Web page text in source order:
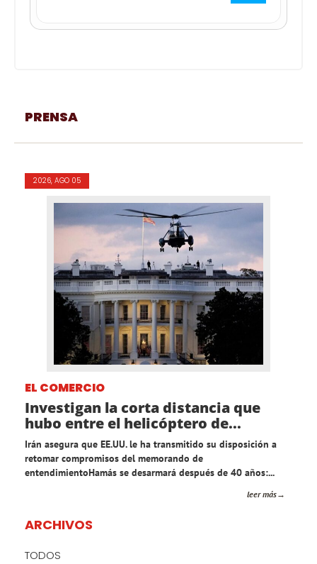
PRENSA
2026, AGO 05
EL COMERCIO
Investigan la corta distancia que
hubo entre el helicóptero de...
Irán asegura que EE.UU. le ha transmitido su disposición a
retomar compromisos del memorando de
entendimientoHamás se desarmará después de 40 años:...
leer más
ARCHIVOS
TODOS